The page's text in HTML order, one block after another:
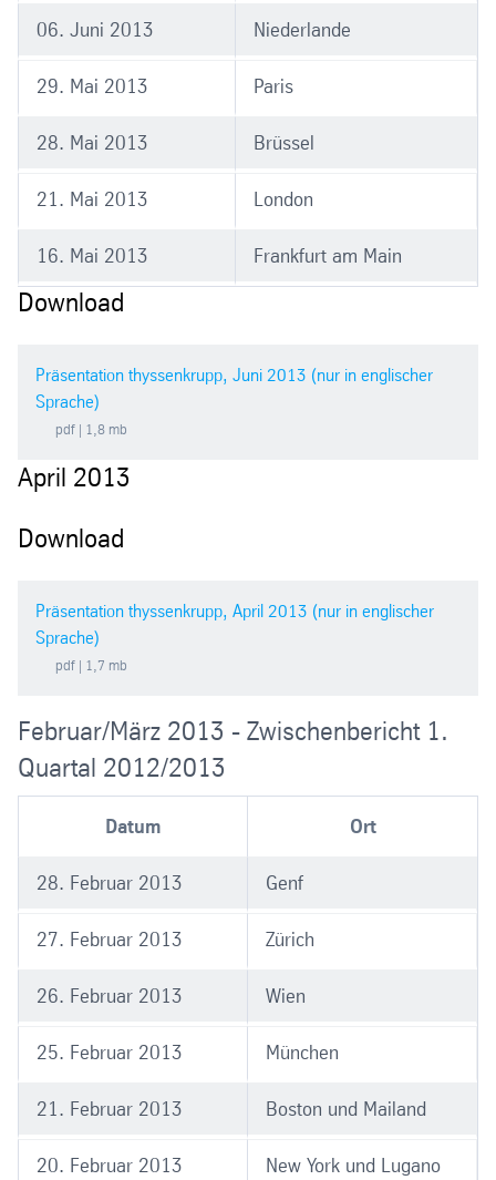
06. Juni 2013 Niederlande
29. Mai 2013 Paris
28. Mai 2013 Brüssel
21. Mai 2013 London
16. Mai 2013 Frankfurt am Main
Download
Präsentation thyssenkrupp, Juni 2013 (nur in englischer
Sprache)
pdf | 1,8 mb
April 2013
Download
Präsentation thyssenkrupp, April 2013 (nur in englischer
Sprache)
pdf | 1,7 mb
Februar/März 2013 - Zwischenbericht 1.
Quartal 2012/2013
Datum Ort
28. Februar 2013 Genf
27. Februar 2013 Zürich
26. Februar 2013 Wien
25. Februar 2013 München
21. Februar 2013 Boston und Mailand
20. Februar 2013 New York und Lugano